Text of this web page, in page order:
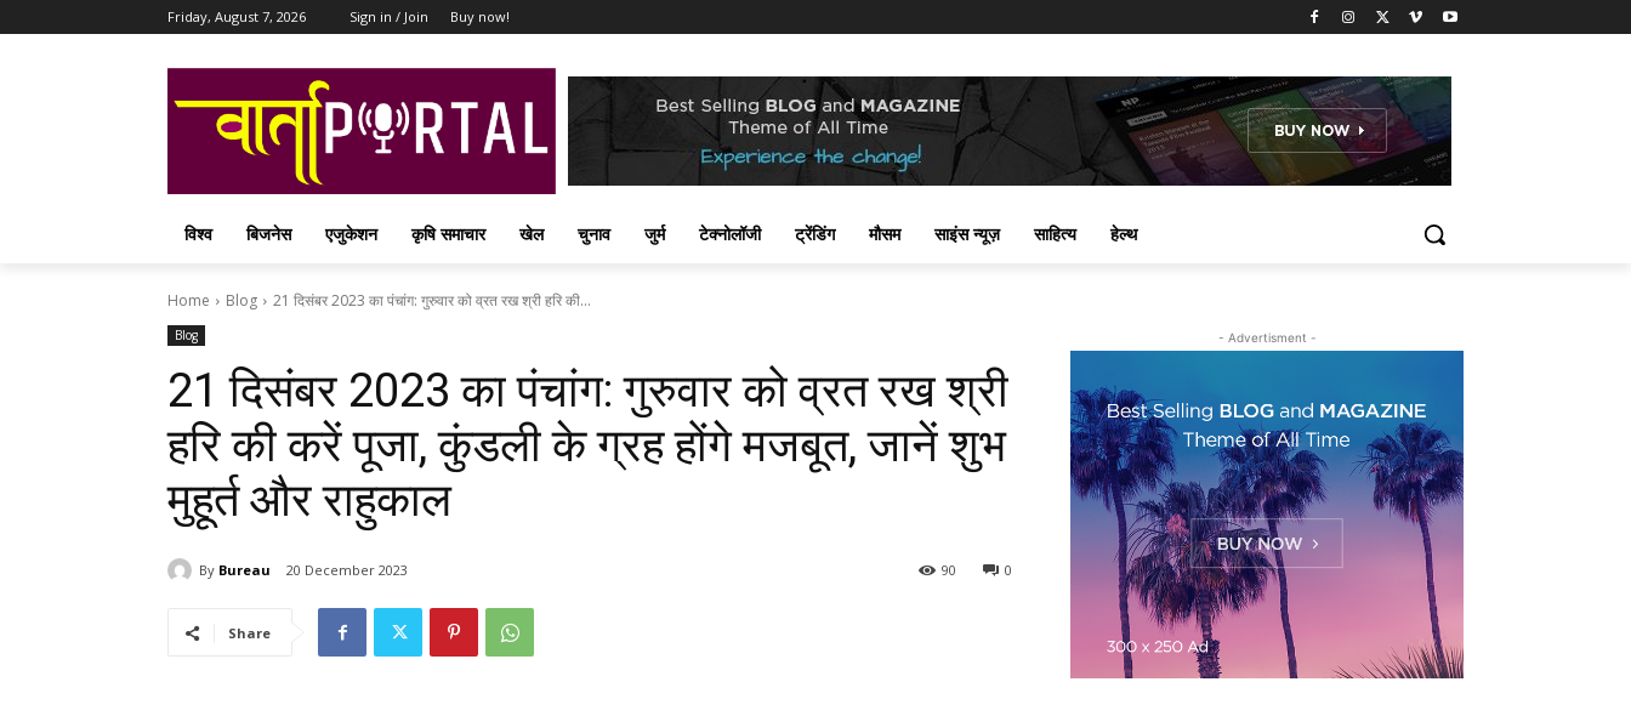
Friday, August 7, 2026 Sign in / Join Buy now!
विश्व बिजनेस एजुकेशन कृषि समाचार खेल चुनाव जुर्म टेक्नोलॉजी ट्रेंडिंग मौसम साइंस न्यूज़ साहित्य हेल्थ
Home Blog 21 दिसंबर 2023 का पंचांग: गुरुवार को व्रत रख श्री हरि की...
Blog
21 दिसंबर 2023 का पंचांग: गुरुवार को व्रत रख श्री
हरि की करें पूजा, कुंडली के ग्रह होंगे मजबूत, जानें शुभ
मुहूर्त और राहुकाल
By Bureau 20 December 2023 0
90
Share
- Advertisment -